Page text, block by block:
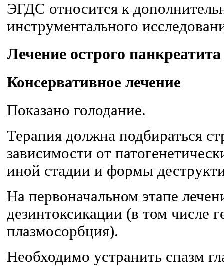
ЭГДС относится к
инструментального
Лечение острого панкреатита
Консервативное лечение
Показано голодание.
Терапия должна подбираться
зависимости от
иной стадии и формы
На первоначальном этапе
дезинтоксикации (в том числе
плазмосорбция).
Необходимо устранить спазм